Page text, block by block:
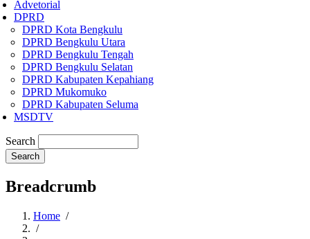
Advetorial
DPRD
DPRD Kota Bengkulu
DPRD Bengkulu Utara
DPRD Bengkulu Tengah
DPRD Bengkulu Selatan
DPRD Kabupaten Kepahiang
DPRD Mukomuko
DPRD Kabupaten Seluma
MSDTV
Search
Breadcrumb
Home /
/